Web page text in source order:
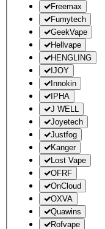
Freemax
Fumytech
GeekVape
Hellvape
HENGLING
IJOY
Innokin
IPHA
J WELL
Joyetech
Justfog
Kanger
Lost Vape
OFRF
OnCloud
OXVA
Quawins
Rofvape